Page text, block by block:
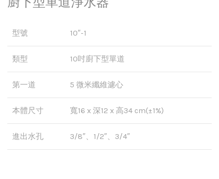
型號 10″-1
類型 10吋廚下型單道
第一道 5 微米纖維濾心
本體尺寸 寬16 x 深12 x 高34 cm(±1%)
進出水孔 3/8″、1/2″、3/4″